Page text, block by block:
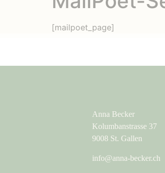
[mailpoet_page]
Anna Becker
Kolumbanstrasse 37
9008 St. Gallen
info@anna-becker.ch